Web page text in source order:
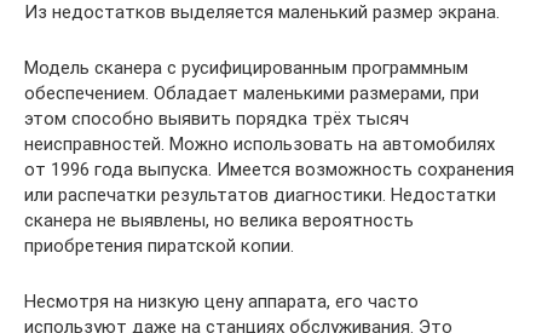
Из недостатков выделяется маленький размер экрана.
Модель сканера с русифицированным программным
обеспечением. Обладает маленькими размерами, при
этом способно выявить порядка трёх тысяч
неисправностей. Можно использовать на автомобилях
от 1996 года выпуска. Имеется возможность сохранения
или распечатки результатов диагностики. Недостатки
сканера не выявлены, но велика вероятность
приобретения пиратской копии.
Несмотря на низкую цену аппарата, его часто
используют даже на станциях обслуживания. Это